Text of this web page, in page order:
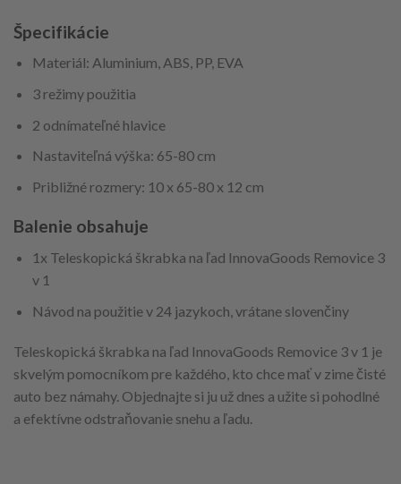
Špecifikácie
Materiál: Aluminium, ABS, PP, EVA
3 režimy použitia
2 odnímateľné hlavice
Nastaviteľná výška: 65-80 cm
Približné rozmery: 10 x 65-80 x 12 cm
Balenie obsahuje
1x Teleskopická škrabka na ľad InnovaGoods Removice 3
v 1
Návod na použitie v 24 jazykoch, vrátane slovenčiny
Teleskopická škrabka na ľad InnovaGoods Removice 3 v 1 je
skvelým pomocníkom pre každého, kto chce mať v zime čisté
auto bez námahy. Objednajte si ju už dnes a užite si pohodlné
a efektívne odstraňovanie snehu a ľadu.